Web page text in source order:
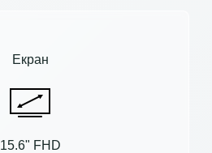
Екран
15.6" FHD